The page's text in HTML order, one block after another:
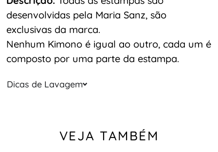
desenvolvidas pela Maria Sanz, são
exclusivas da marca.
Nenhum Kimono é igual ao outro, cada um é
composto por uma parte da estampa.
Dicas de Lavagem
VEJA TAMBÉM